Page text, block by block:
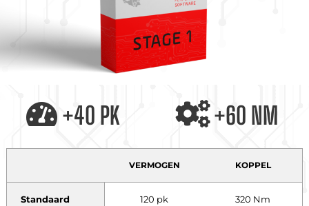
+40 PK +60 NM
VERMOGEN KOPPEL
Standaard 120 pk 320 Nm